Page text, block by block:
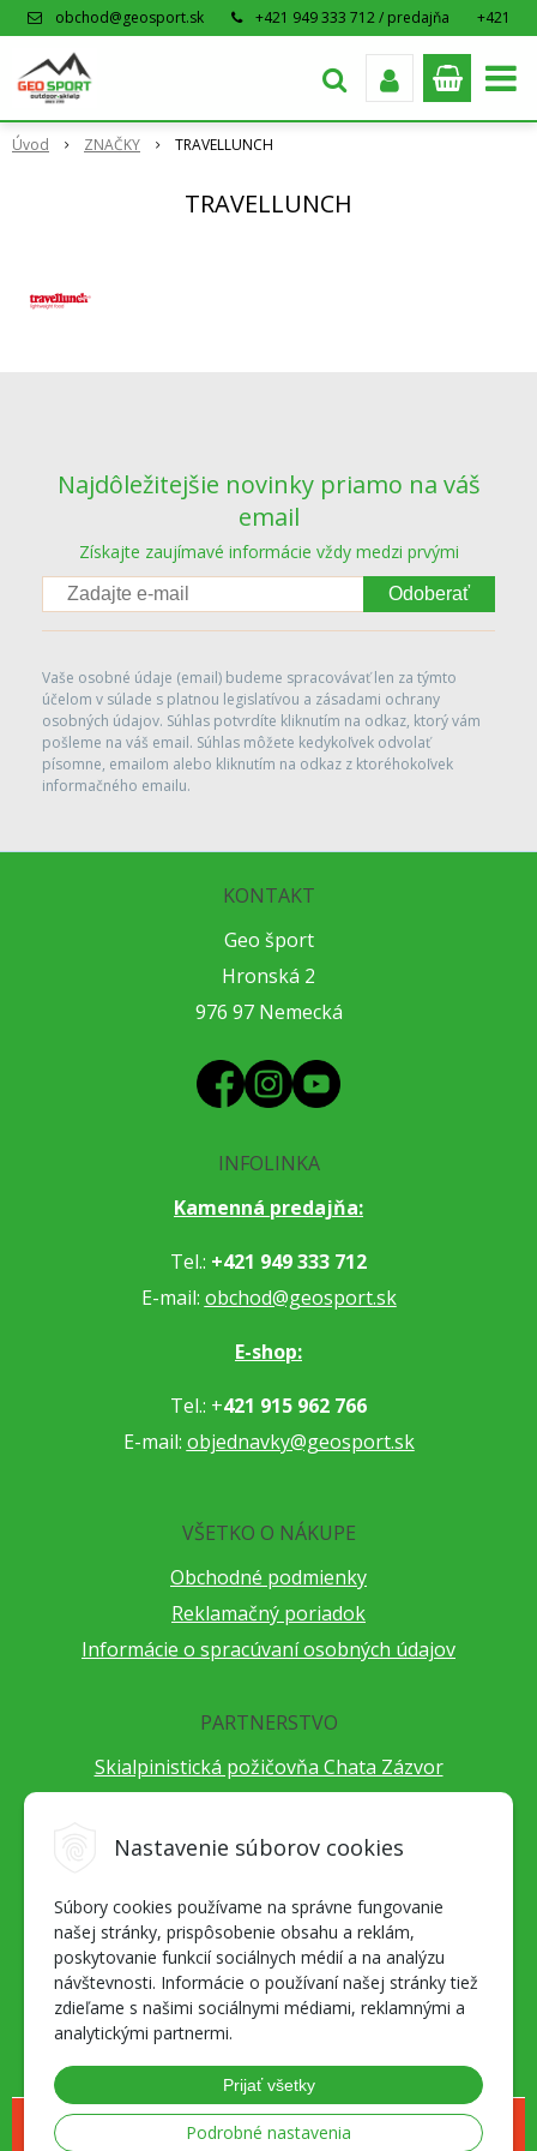
Nastavenie súborov cookies
Súbory cookies používame na správne fungovanie
našej stránky, prispôsobenie obsahu a reklám,
poskytovanie funkcií sociálnych médií a na analýzu
návštevnosti. Informácie o používaní našej stránky tiež
zdieľame s našimi sociálnymi médiami, reklamnými a
analytickými partnermi.
Prijať všetky
Podrobné nastavenia
obchod@geosport.sk +421 949 333 712 / predajňa
+421
Úvod ZNAČKY TRAVELLUNCH
TRAVELLUNCH
Najdôležitejšie novinky priamo na váš
email
Získajte zaujímavé informácie vždy medzi prvými
Odoberať
Vaše osobné údaje (email) budeme spracovávať len za týmto
účelom v súlade s platnou legislatívou a zásadami ochrany
osobných údajov. Súhlas potvrdíte kliknutím na odkaz, ktorý vám
pošleme na váš email. Súhlas môžete kedykoľvek odvolať
písomne, emailom alebo kliknutím na odkaz z ktoréhokoľvek
informačného emailu.
KONTAKT
Geo šport
Hronská 2
976 97 Nemecká
INFOLINKA
Kamenná predajňa:
Tel.: +421 949 333 712
E-mail: obchod@geosport.sk
E-shop:
Tel.: +421 915 962 766
E-mail: objednavky@geosport.sk
VŠETKO O NÁKUPE
Obchodné podmienky
Reklamačný poriadok
Informácie o spracúvaní osobných údajov
PARTNERSTVO
Skialpinistická požičovňa Chata Zázvor
Cestovateľský festival Cestou necestou
Alpenverein Slovensko
Hore-dole Derešom
Motorest Nemecká
Splav Hrona
© 2026 Geosport.sk - všetko pre milovníkov outdoor športov a skialpu •